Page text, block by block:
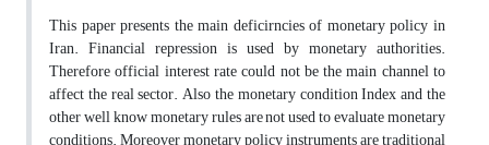
This paper presents the main deficirncies of monetary policy in
Iran. Financial repression is used by monetary authorities.
Therefore official interest rate could not be the main channel to
affect the real sector. Also the monetary condition Index and the
other well know monetary rules are not used to evaluate monetary